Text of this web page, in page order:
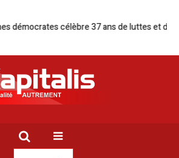
célèbre 37 ans de luttes et